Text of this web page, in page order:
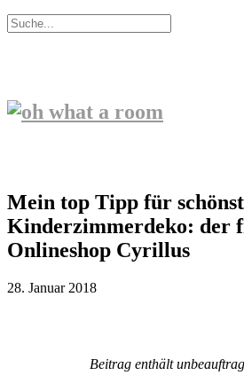
Mein top Tipp für
Kinderzimmerdeko: der
Onlineshop Cyrillus
28. Januar 2018
Beitrag enthält